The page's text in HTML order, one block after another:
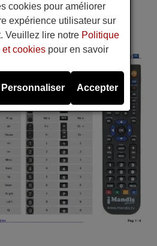
cookies pour améliorer
expérience utilisateur sur
Veuillez lire notre Politique
cookiespour en savoir
Personnaliser Accepter